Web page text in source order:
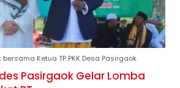
Ketua TP PKK Desa Pasirgaok.
Pasirgaok Gelar Lomba